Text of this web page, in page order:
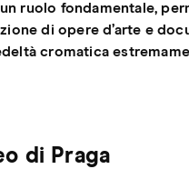
ruolo fondamentale,
di opere d’arte e
cromatica
di Praga